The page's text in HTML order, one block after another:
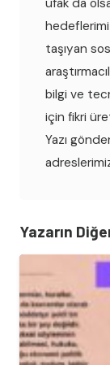
ufak da
taşıyan
bilgi ve
için fikri
Yazı
Yazarın